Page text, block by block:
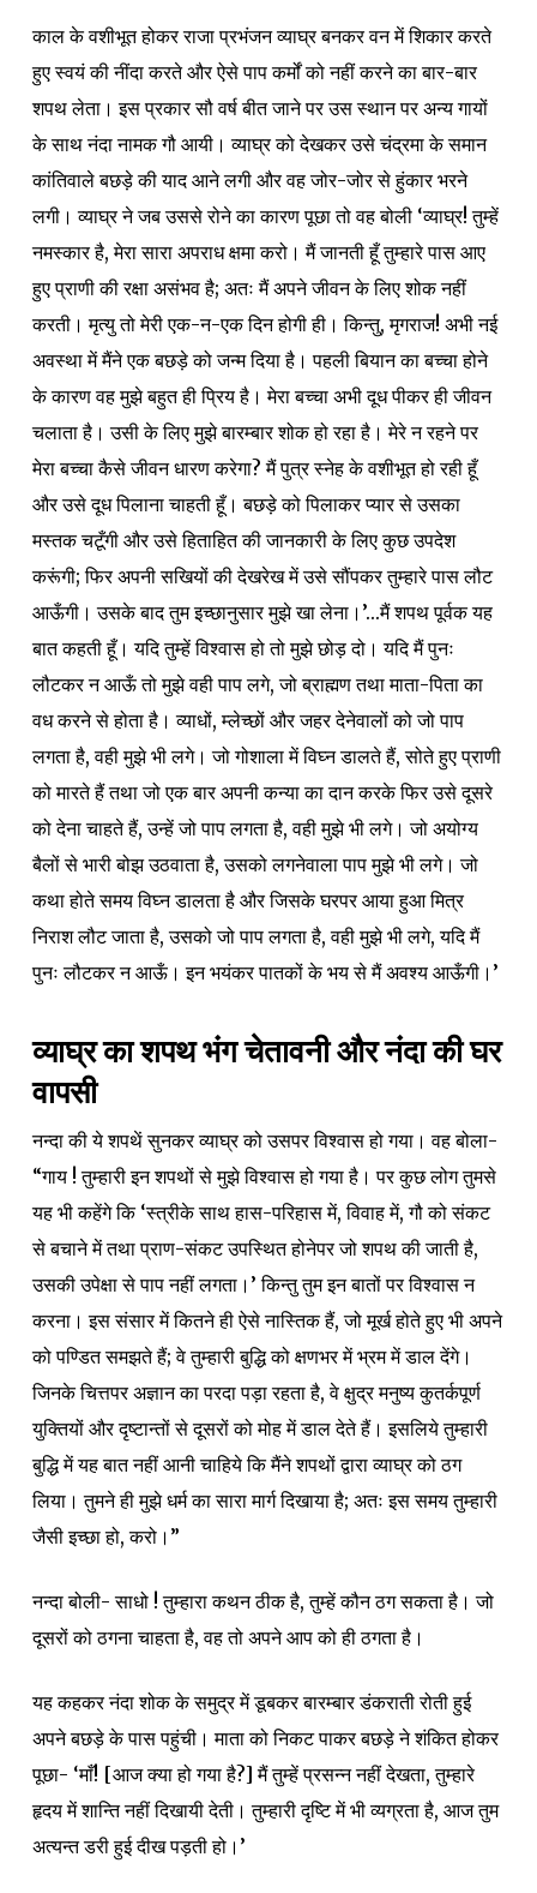
काल के वशीभूत होकर राजा प्रभंजन व्याघ्र बनकर वन में शिकार करते
हुए स्वयं की नींदा करते और ऐसे पाप कर्मों को नहीं करने का बार-बार
शपथ लेता। इस प्रकार सौ वर्ष बीत जाने पर उस स्थान पर अन्य गायों
के साथ नंदा नामक गौ आयी। व्याघ्र को देखकर उसे चंद्रमा के समान
कांतिवाले बछड़े की याद आने लगी और वह जोर-जोर से हुंकार भरने
लगी। व्याघ्र ने जब उससे रोने का कारण पूछा तो वह बोली ‘व्याघ्र! तुम्हें
नमस्कार है, मेरा सारा अपराध क्षमा करो। मैं जानती हूँ तुम्हारे पास आए
हुए प्राणी की रक्षा असंभव है; अतः मैं अपने जीवन के लिए शोक नहीं
करती। मृत्यु तो मेरी एक-न-एक दिन होगी ही। किन्तु, मृगराज! अभी नई
अवस्था में मैंने एक बछड़े को जन्म दिया है। पहली बियान का बच्चा होने
के कारण वह मुझे बहुत ही प्रिय है। मेरा बच्चा अभी दूध पीकर ही जीवन
चलाता है। उसी के लिए मुझे बारम्बार शोक हो रहा है। मेरे न रहने पर
मेरा बच्चा कैसे जीवन धारण करेगा? मैं पुत्र स्नेह के वशीभूत हो रही हूँ
और उसे दूध पिलाना चाहती हूँ। बछड़े को पिलाकर प्यार से उसका
मस्तक चटूँगी और उसे हिताहित की जानकारी के लिए कुछ उपदेश
करूंगी; फिर अपनी सखियों की देखरेख में उसे सौंपकर तुम्हारे पास लौट
आऊँगी। उसके बाद तुम इच्छानुसार मुझे खा लेना।’…मैं शपथ पूर्वक यह
बात कहती हूँ। यदि तुम्हें विश्वास हो तो मुझे छोड़ दो। यदि मैं पुनः
लौटकर न आऊँ तो मुझे वही पाप लगे, जो ब्राह्मण तथा माता-पिता का
वध करने से होता है। व्याधों, म्लेच्छों और जहर देनेवालों को जो पाप
लगता है, वही मुझे भी लगे। जो गोशाला में विघ्न डालते हैं, सोते हुए प्राणी
को मारते हैं तथा जो एक बार अपनी कन्या का दान करके फिर उसे दूसरे
को देना चाहते हैं, उन्हें जो पाप लगता है, वही मुझे भी लगे। जो अयोग्य
बैलों से भारी बोझ उठवाता है, उसको लगनेवाला पाप मुझे भी लगे। जो
कथा होते समय विघ्न डालता है और जिसके घरपर आया हुआ मित्र
निराश लौट जाता है, उसको जो पाप लगता है, वही मुझे भी लगे, यदि मैं
पुनः लौटकर न आऊँ। इन भयंकर पातकों के भय से मैं अवश्य आऊँगी।’
व्याघ्र का शपथ भंग चेतावनी और नंदा की घर
वापसी
नन्दा की ये शपथें सुनकर व्याघ्र को उसपर विश्वास हो गया। वह बोला-
“गाय ! तुम्हारी इन शपथों से मुझे विश्वास हो गया है। पर कुछ लोग तुमसे
यह भी कहेंगे कि ‘स्त्रीके साथ हास-परिहास में, विवाह में, गौ को संकट
से बचाने में तथा प्राण-संकट उपस्थित होनेपर जो शपथ की जाती है,
उसकी उपेक्षा से पाप नहीं लगता।’ किन्तु तुम इन बातों पर विश्वास न
करना। इस संसार में कितने ही ऐसे नास्तिक हैं, जो मूर्ख होते हुए भी अपने
को पण्डित समझते हैं; वे तुम्हारी बुद्धि को क्षणभर में भ्रम में डाल देंगे।
जिनके चित्तपर अज्ञान का परदा पड़ा रहता है, वे क्षुद्र मनुष्य कुतर्कपूर्ण
युक्तियों और दृष्टान्तों से दूसरों को मोह में डाल देते हैं। इसलिये तुम्हारी
बुद्धि में यह बात नहीं आनी चाहिये कि मैंने शपथों द्वारा व्याघ्र को ठग
लिया। तुमने ही मुझे धर्म का सारा मार्ग दिखाया है; अतः इस समय तुम्हारी
जैसी इच्छा हो, करो।”
नन्दा बोली- साधो ! तुम्हारा कथन ठीक है, तुम्हें कौन ठग सकता है। जो
दूसरों को ठगना चाहता है, वह तो अपने आप को ही ठगता है।
यह कहकर नंदा शोक के समुद्र में डूबकर बारम्बार डंकराती रोती हुई
अपने बछड़े के पास पहुंची। माता को निकट पाकर बछड़े ने शंकित होकर
पूछा- ‘माँ! [आज क्या हो गया है?] मैं तुम्हें प्रसन्न नहीं देखता, तुम्हारे
हृदय में शान्ति नहीं दिखायी देती। तुम्हारी दृष्टि में भी व्यग्रता है, आज तुम
अत्यन्त डरी हुई दीख पड़ती हो।’